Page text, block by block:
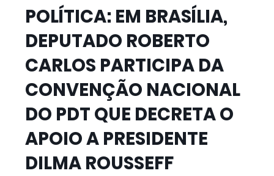
POLÍTICA: EM BRASÍLIA,
DEPUTADO ROBERTO
CARLOS PARTICIPA DA
CONVENÇÃO NACIONAL
DO PDT QUE DECRETA O
APOIO A PRESIDENTE
DILMA ROUSSEFF